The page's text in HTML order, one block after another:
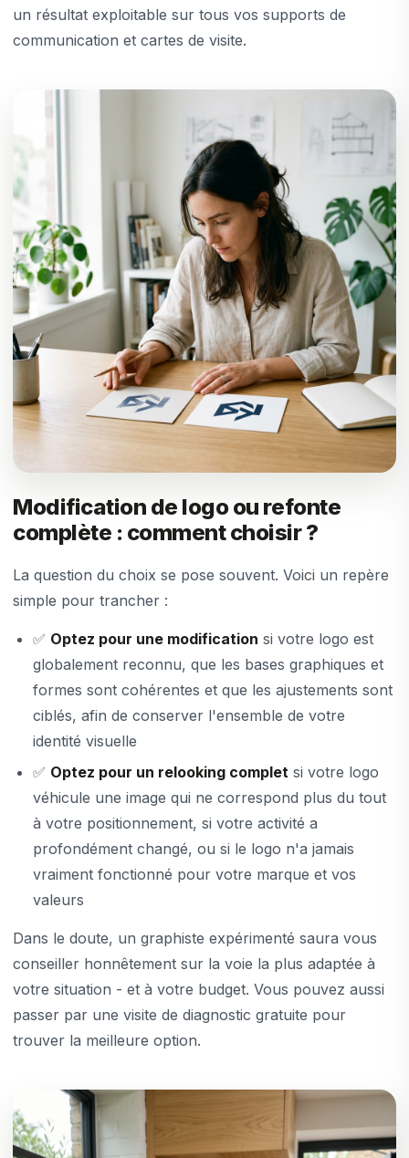
un résultat exploitable sur tous vos supports de
communication et cartes de visite.
Modification de logo ou refonte
complète : comment choisir ?
La question du choix se pose souvent. Voici un repère
simple pour trancher :
✅ Optez pour une modification si votre logo est
globalement reconnu, que les bases graphiques et
formes sont cohérentes et que les ajustements sont
ciblés, afin de conserver l'ensemble de votre
identité visuelle
✅ Optez pour un relooking complet si votre logo
véhicule une image qui ne correspond plus du tout
à votre positionnement, si votre activité a
profondément changé, ou si le logo n'a jamais
vraiment fonctionné pour votre marque et vos
valeurs
Dans le doute, un graphiste expérimenté saura vous
conseiller honnêtement sur la voie la plus adaptée à
votre situation - et à votre budget. Vous pouvez aussi
passer par une visite de diagnostic gratuite pour
trouver la meilleure option.